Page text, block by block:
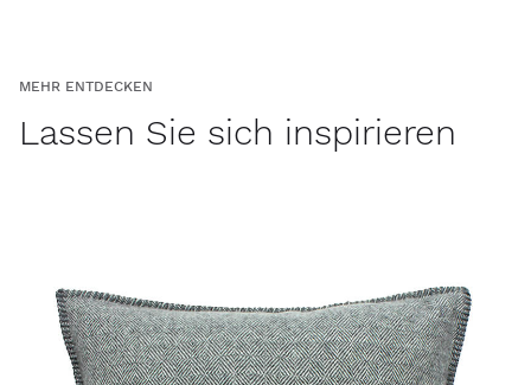
MEHR ENTDECKEN
Lassen Sie sich inspirieren